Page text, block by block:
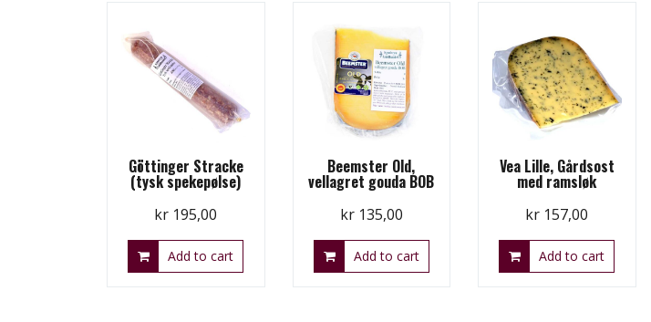
Göttinger Stracke
(tysk spekepølse)
kr 195,00
Add to cart
Beemster Old,
vellagret gouda BOB
kr135,00
Add to cart
Vea Lille, Gårdsost
med ramsløk
kr 157,00
Add to cart